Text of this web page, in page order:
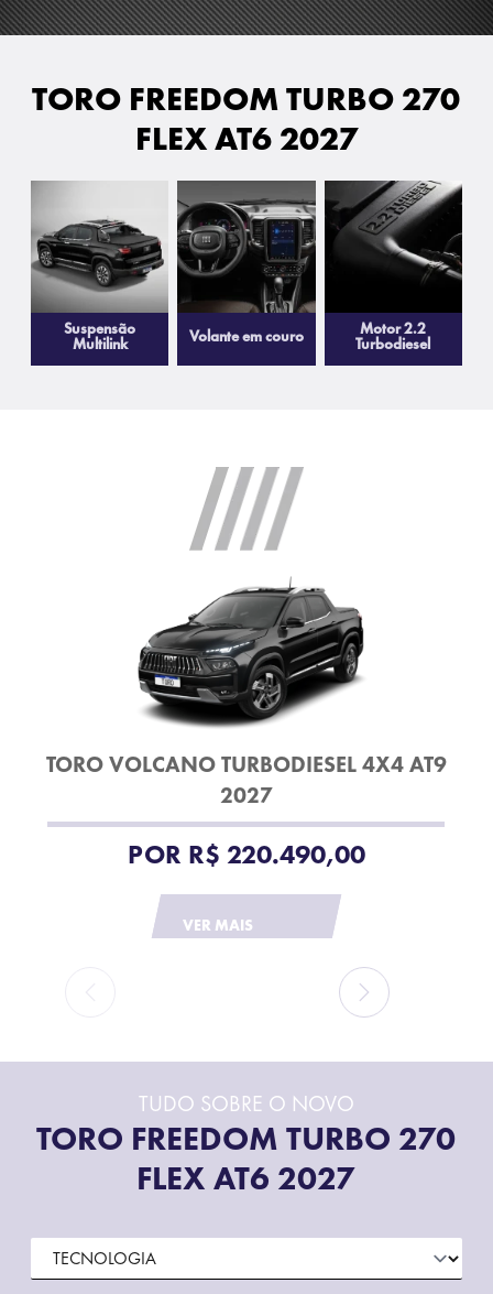
TORO FREEDOM TURBO 270
FLEX AT6 2027
Suspensão
Multilink
Volante em couro
Motor 2.2
Turbodiesel
TORO VOLCANO TURBODIESEL 4X4 AT9
2027
POR R$ 220.490,00
VER MAIS
TUDO SOBRE O NOVO
TORO FREEDOM TURBO 270
FLEX AT6 2027